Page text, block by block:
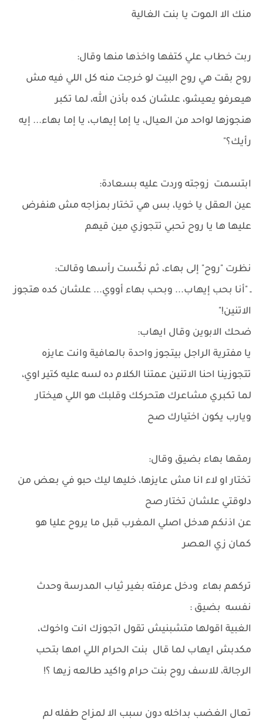
منك الا الموت يا بنت الغالية
ربت خطاب علي كتفها واخذها منها وقال:
روح بقت هي روح البيت لو خرجت منه كل اللي فيه مش
هيعرفو يعيشو، علشان كده بأذن الله، لما تكبر
هنجوزها لواحد من العيال، يا إما إيهاب، يا إما بهاء... إيه
رأيك؟"
ابتسمت زوجته وردت عليه بسعادة:
عين العقل يا خويا، بس هي تختار بمزاجه مش هنفرض
عليها ها يا روح تحبي تتجوزي مين قيهم
نظرت "روح" إلى بهاء، ثم نكّست رأسها وقالت:
ـ "أنا بحب إيهاب... وبحب بهاء أووي... علشان كده هتجوز
الاتنين!"
ضحك الابوين وقال ايهاب:
يا مفترية الراجل بيتجوز واحدة بالعافية وانت عايزه
تتجوزينا احنا الاتنين عمتنا الكلام ده لسه عليه كتير اوي،
لما تكبري مشاعرك هتحركك وقلبك هو اللي هيختار
ويارب يكون اختيارك صح
رمقها بهاء بضيق وقال:
تختار او لاء انا مش عايزها، خليها ليك حبو في بعض من
دلوقتي علشان تختار صح
عن اذنكم هدخل اصلي المغرب قبل ما يروح عليا هو
كمان زي العصر
تركهم بهاء ودخل عرفته بغير ثياب المدرسة وحدث
نفسه بضيق :
الغبية اقولها متشبنيش تقول اتجوزك انت واخوك،
مكدبش ايهاب لما قال بنت الحرام اللي امها بتحب
الرجالة، للاسف روح بنت حرام واكيد طالعه زيها ؟!
تعال الغضب بداخله دون سبب الا لمزاح طفله لم